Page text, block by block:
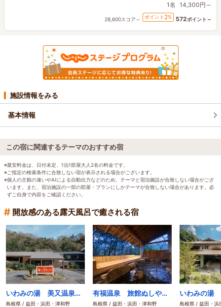
1名 14,300円～
28,600スコア～ ポイント 2% 572ポイント～
施設情報をみる
基本情報
この宿に関連するテーマのおすすめ宿
※最安料金は、日付未定、1泊1部屋大人2名の料金です。
※ご指定の検索条件に合致しない宿が表示される場合がございます。
※個人の主観の違いやAIによる自動出力などのため、テーマと宿泊施設が合致しない場合がござ
います。また、宿泊施設の一部の部屋・プランにしかテーマが合致しない場合があります。必
ずご自身で内容をご確認ください。
# 開放感のある露天風呂で癒される宿
いわみの湯 美又温泉 なごみ湯宿かなぎ
島根県 / 益田・浜田・津和野
有福温泉 旅館ぬしや ～創業250年 離れの一軒宿～
島根県 / 益田・浜田・津和野 島根県 / 益田・浜